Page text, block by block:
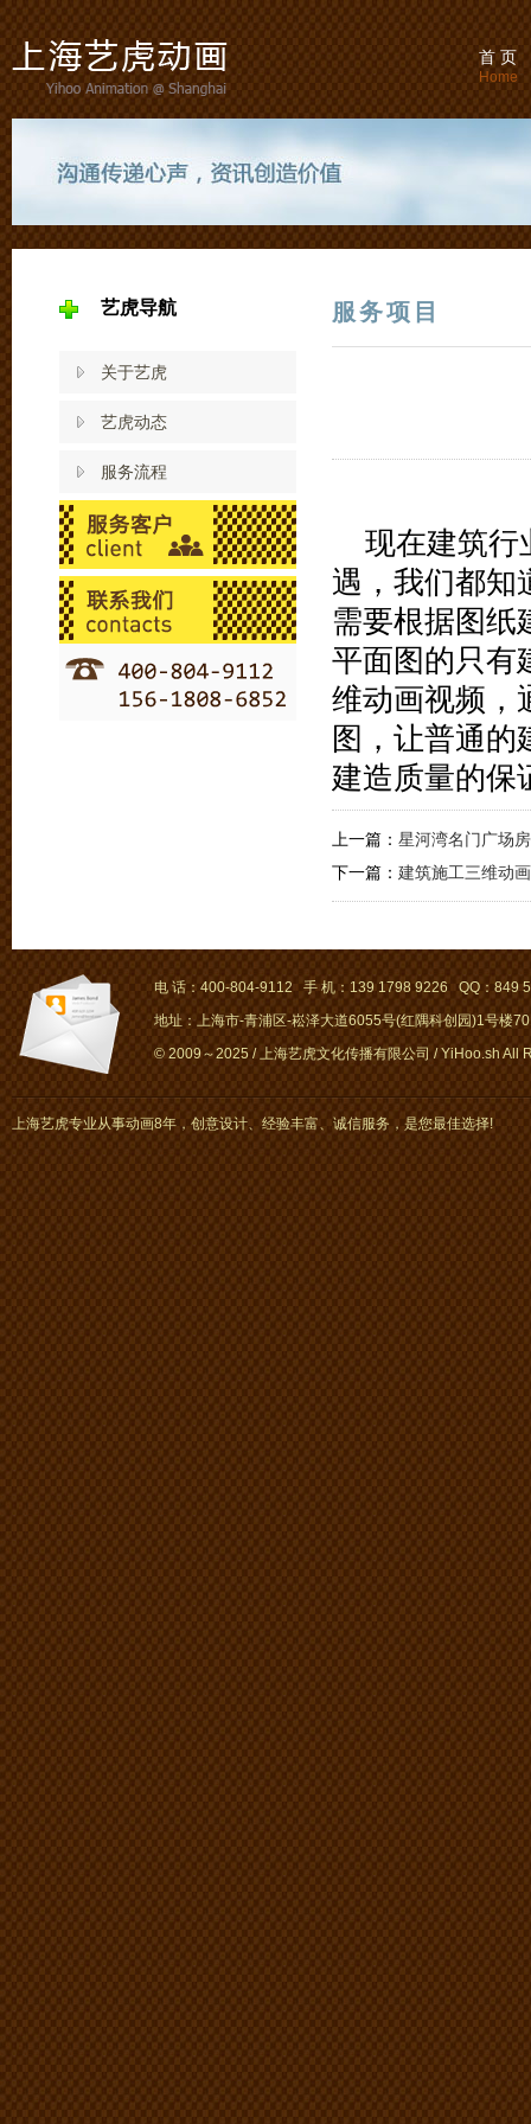
首 页
Home
艺虎导航
关于艺虎
艺虎动态
服务流程
服务项目
现在建筑行
遇，我们都知
需要根据图纸
平面图的只有
维动画视频，
图，让普通的
建造质量的保
上一篇： 星河湾名门广场
下一篇： 建筑施工三维动
电 话：400-804-9112 手 机：139 1798 9226 QQ：849
地址：上海市-青浦区-崧泽大道6055号(红隅科创园)1号楼
© 2009～2025 / 上海艺虎文化传播有限公司 / YiHoo.sh All
上海艺虎专业从事动画8年，创意设计、经验丰富、诚信服务，是您最佳选择!